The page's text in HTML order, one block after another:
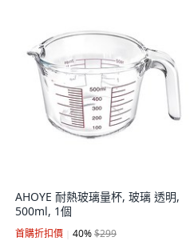
AHOYE 耐熱玻璃量杯, 玻璃 透明,
500ml, 1個
首購折扣價 40%$299